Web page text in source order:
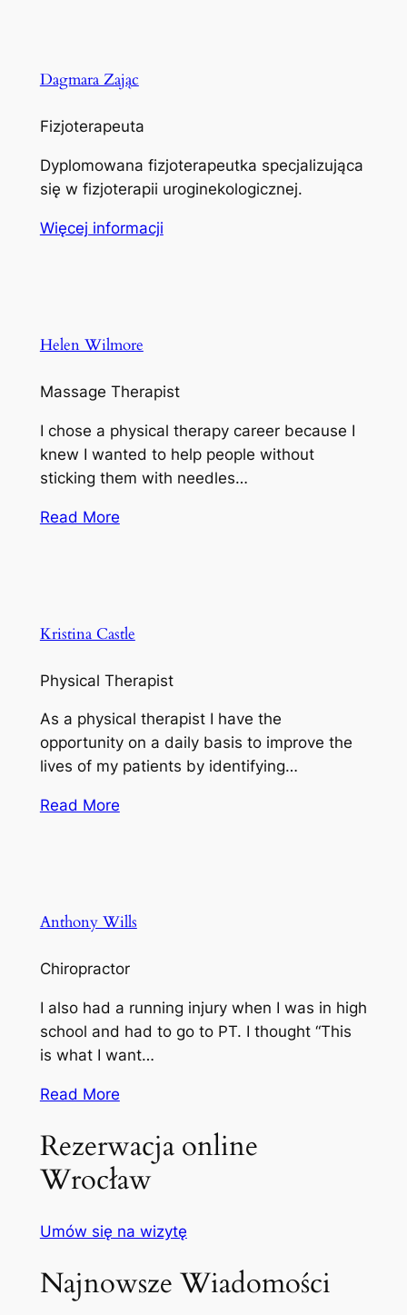
Dagmara Zając
Fizjoterapeuta
Dyplomowana fizjoterapeutka specjalizująca
się w fizjoterapii uroginekologicznej.
Więcej informacji
Helen Wilmore
Massage Therapist
I chose a physical therapy career because I
knew I wanted to help people without
sticking them with needles…
Read More
Kristina Castle
Physical Therapist
As a physical therapist I have the
opportunity on a daily basis to improve the
lives of my patients by identifying…
Read More
Anthony Wills
Chiropractor
I also had a running injury when I was in high
school and had to go to PT. I thought “This
is what I want…
Read More
Rezerwacja online
Wrocław
Umów się na wizytę
Najnowsze Wiadomości